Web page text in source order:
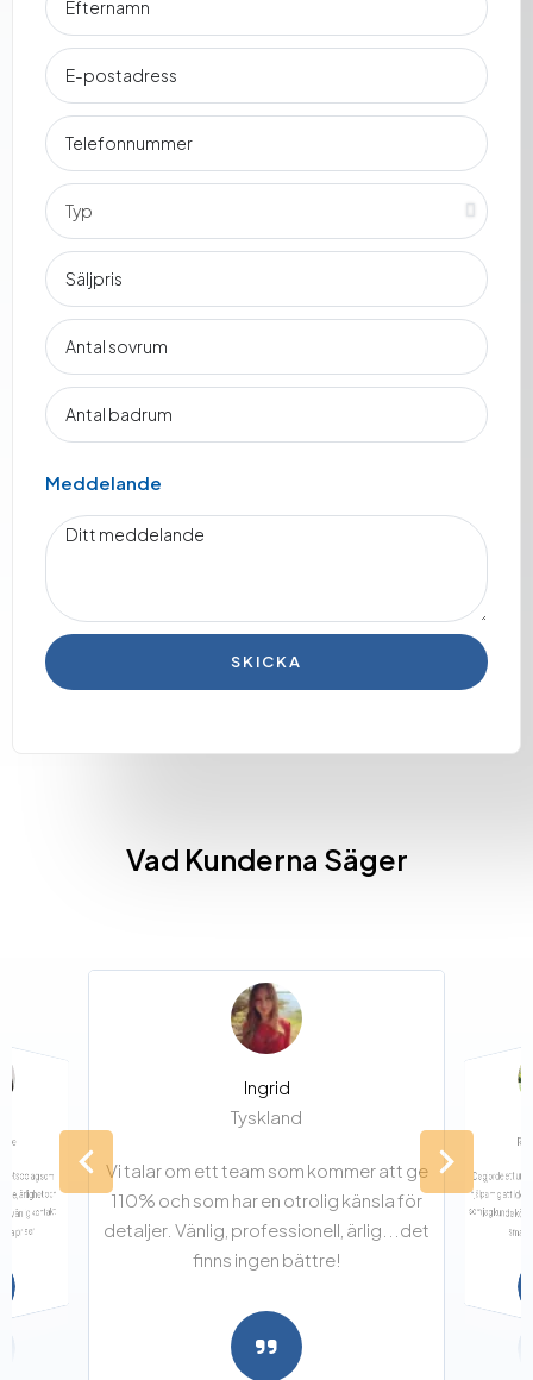
Meddelande
SKICKA
Vad Kunderna Säger
som
ärlighet och
kontakt.
priser
Ingrid
Tyskland
Vi talar om ett team som kommer att ge
110% och som har en otrolig känsla för
detaljer. Vänlig, professionell, ärlig...det
finns ingen bättre!
De gjorde ett
hjälpa mig att
som jag kunde
smak